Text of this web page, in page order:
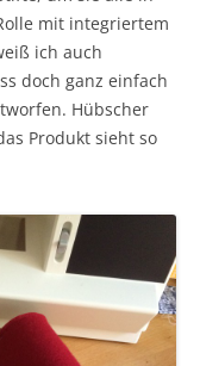
mit integriertem
ich auch
doch ganz einfach
Hübscher
Produkt sieht so